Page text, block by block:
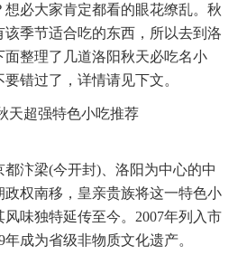
必大家肯定都看的眼花缭乱。秋
季节适合吃的东西，所以去到洛
面整理了几道洛阳秋天必吃名小
错过了，详情请见下文。
汴梁(今开封)、洛阳为中心的中
政权南移，皇亲贵族将这一特色小
味独特延传至今。2007年列入市
成为省级非物质文化遗产。